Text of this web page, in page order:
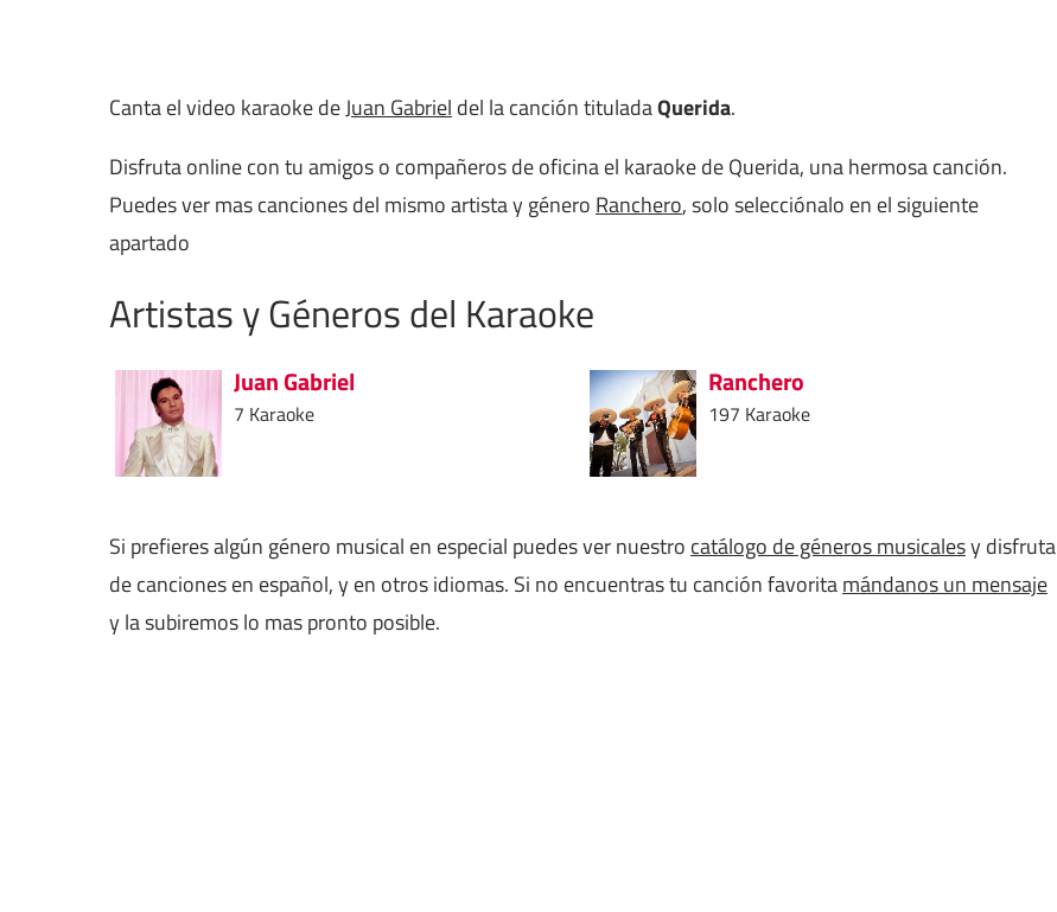
Canta el video karaoke deJuan Gabriel del la canción tituladaQuerida.
Disfruta online con tu amigos o compañeros de oficina el karaoke de Querida, una hermosa canción.
Puedes ver mas canciones del mismo artista y género Ranchero, solo selecciónalo en el siguiente
apartado
Artistas y Géneros del Karaoke
Juan Gabriel
7 Karaoke
Ranchero
197 Karaoke
Si prefieres algún género musical en especial puedes ver nuestro catálogo de géneros musicalesy disfruta
de canciones en español, y en otros idiomas. Si no encuentras tu canción favoritamándanos un mensaje
y la subiremos lo mas pronto posible.